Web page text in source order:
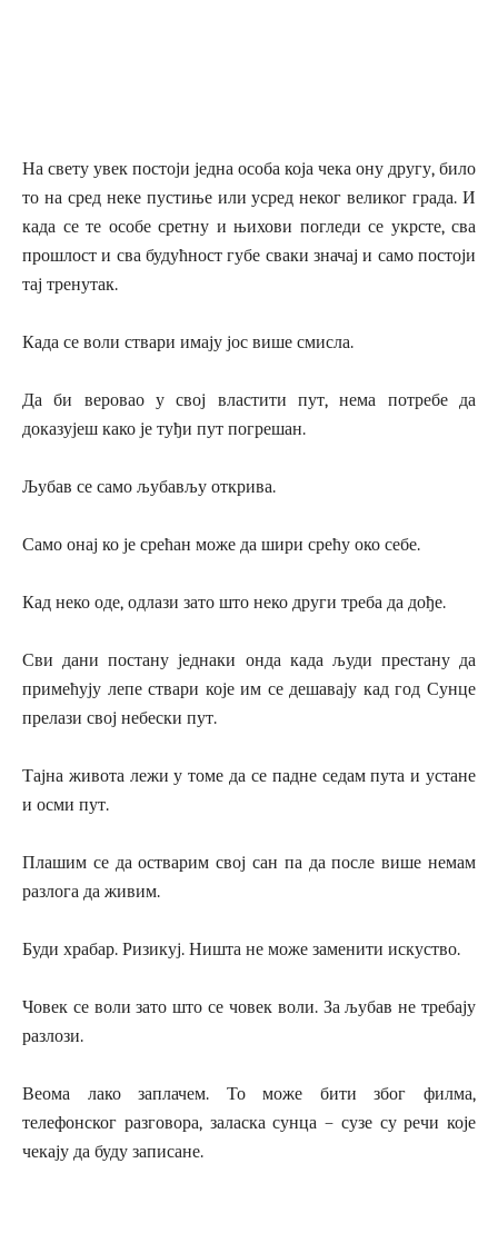
На свету увек постоји једна особа која чека ону другу, било
то на сред неке пустиње или усред неког великог града. И
када се те особе сретну и њихови погледи се укрсте, сва
прошлост и сва будућност губе сваки значај и само постоји
тај тренутак.
Када се воли ствари имају јос више смисла.
Да би веровао у свој властити пут, нема потребе да
доказујеш како је туђи пут погрешан.
Љубав се само љубављу открива.
Само онај ко је срећан може да шири срећу око себе.
Кад неко оде, одлази зато што неко други треба да дође.
Сви дани постану једнаки онда када људи престану да
примећују лепе ствари које им се дешавају кад год Сунце
прелази свој небески пут.
Тајна живота лежи у томе да се падне седам пута и устане
и осми пут.
Плашим се да остварим свој сан па да после више немам
разлога да живим.
Буди храбар. Ризикуј. Ништа не може заменити искуство.
Човек се воли зато што се човек воли. За љубав не требају
разлози.
Веома лако заплачем. То може бити због филма,
телефонског разговора, заласка сунца – сузе су речи које
чекају да буду записане.